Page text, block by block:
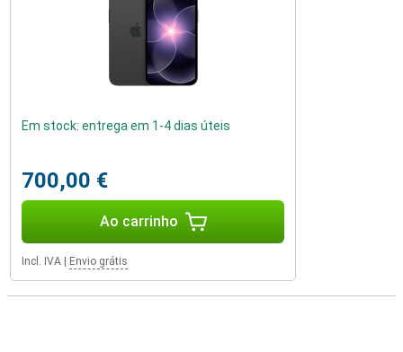
Em stock: entrega em 1-4 dias úteis
700,00 €
Ao carrinho
Incl. IVA | Envio grátis